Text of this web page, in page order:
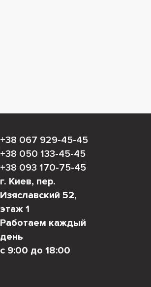
+38 067 929-45-45
+38 050 133-45-45
+38 093 170-75-45
г. Киев, пер.
Изяславский 52,
этаж 1
Работаем каждый
день
с 9:00 до 18:00